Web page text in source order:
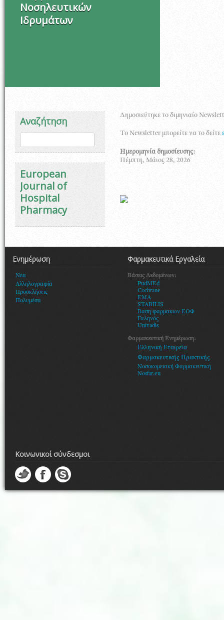
Νοσηλευτικών
Ιδρυμάτων
Αναζήτηση
Φόρμα αναζήτησης
European
Journal of
Hospital
Pharmacy
Δημοσιεύτηκε το διμηνιαίο
Το Newsletter μπορείτε να το δείτε
Ημερομηνία δημοσίευσης:
Πέμπτη, Μάιος 28, 2026
Ενημέρωση
Νεα
Αλληλογραφία
Προσκλήσεις
Πολυμέσα
Φαρμακευτικά Εργαλεία
Βάσεις Δεδομένων:
PudMEd
Cochrane
EMA
STABILIS
Βαση φαρμακων ΕΟΦ
Γαληνός
Univadis
Φαρμακευτική Ενημέρωση:
Ελληνική Εταιρεία
Φαρμακευτικής Πρακτικής
Νοσοκομειακή Φαρμακευτική
Nosfar.eu
Κοινωνικοί σύνδεσμοι